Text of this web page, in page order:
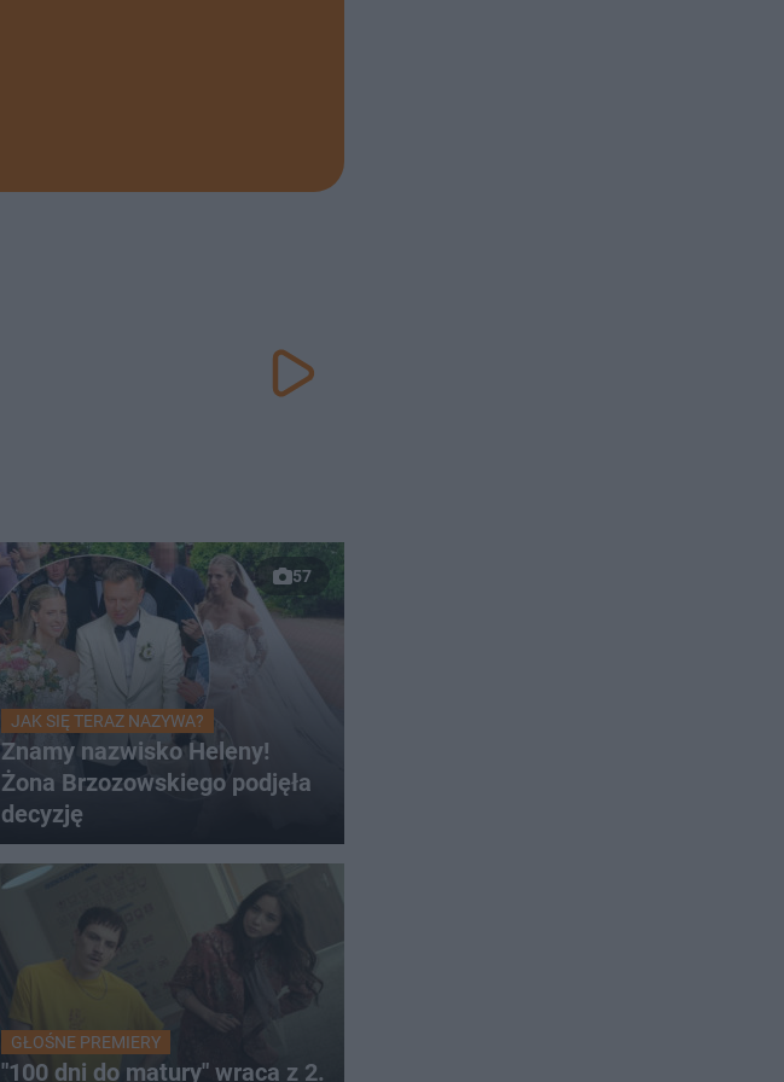
57
JAK SIĘ TERAZ NAZYWA?
Znamy nazwisko Heleny!
Żona Brzozowskiego podjęła
decyzję
GŁOŚNE PREMIERY
"100 dni do matury" wraca z 2.